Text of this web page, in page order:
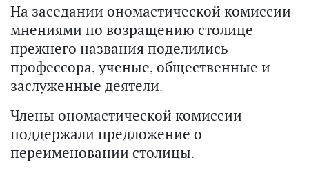
На заседании ономастической комиссии
мнениями по возращению столице
прежнего названия поделились
профессора, ученые, общественные и
заслуженные деятели.
Члены ономастической комиссии
поддержали предложение о
переименовании столицы.